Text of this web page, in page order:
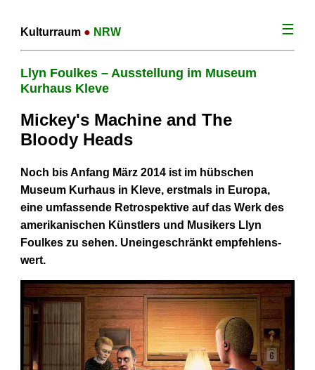
Kulturraum ● NRW ☰
Llyn Foulkes – Ausstellung im Museum
Kurhaus Kleve
Mickey's Machine and The
Bloody Heads
Noch bis Anfang März 2014 ist im hübschen
Museum Kurhaus in Kleve, erstmals in Europa,
eine umfassende Retrospektive auf das Werk des
amerikanischen Künstlers und Musikers Llyn
Foulkes zu sehen. Uneingeschränkt empfehlens­
wert.